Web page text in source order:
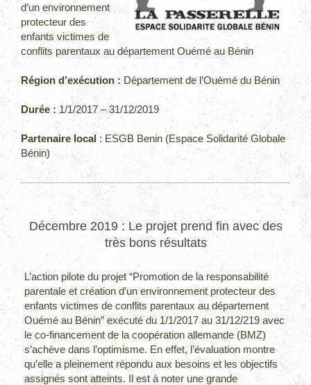
d’un environnement
protecteur des
enfants victimes de
conflits parentaux au département Ouémé au Bénin
Région d’exécution : Département de l’Ouémé du Bénin
Durée : 1/1/2017 – 31/12/2019
Partenaire local : ESGB Benin (Espace Solidarité Globale
Bénin)
Décembre 2019 : Le projet prend fin avec des
très bons résultats
L’action pilote du projet “Promotion de la responsabilité
parentale et création d’un environnement protecteur des
enfants victimes de conflits parentaux au département
Ouémé au Bénin” exécuté du 1/1/2017 au 31/12/219 avec
le co-financement de la coopération allemande (BMZ)
s’achève dans l’optimisme. En effet, l’évaluation montre
qu’elle a pleinement répondu aux besoins et les objectifs
assignés sont atteints. Il est à noter une grande